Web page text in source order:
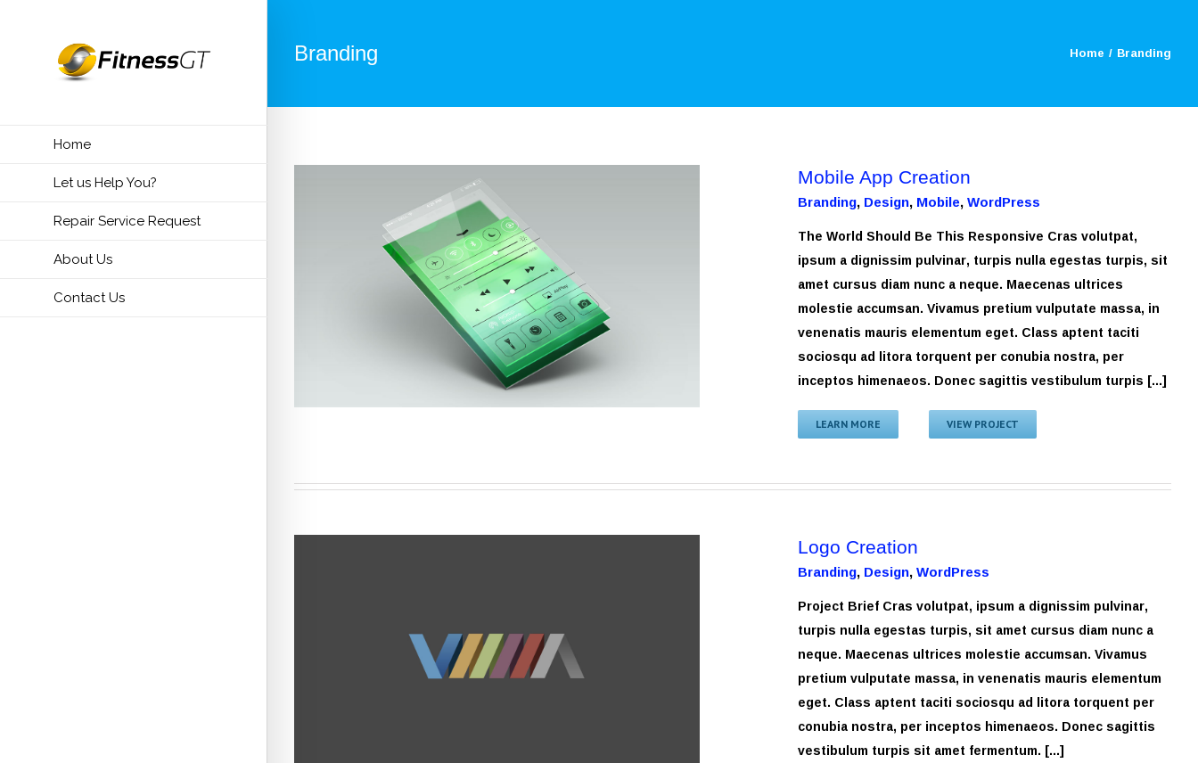
Home
Let us Help You?
Repair Service Request
About Us
Contact Us
Branding Home / Branding
Mobile App Creation
Branding,Design,Mobile,WordPress
The World Should Be This Responsive Cras volutpat,
ipsum a dignissim pulvinar, turpis nulla egestas turpis, sit
amet cursus diam nunc a neque. Maecenas ultrices
molestie accumsan. Vivamus pretium vulputate massa, in
venenatis mauris elementum eget. Class aptent taciti
sociosqu ad litora torquent per conubia nostra, per
inceptos himenaeos. Donec sagittis vestibulum turpis [...]
LEARN MORE VIEW PROJECT
Logo Creation
Branding,Design,WordPress
Project Brief Cras volutpat, ipsum a dignissim pulvinar,
turpis nulla egestas turpis, sit amet cursus diam nunc a
neque. Maecenas ultrices molestie accumsan. Vivamus
pretium vulputate massa, in venenatis mauris elementum
eget. Class aptent taciti sociosqu ad litora torquent per
conubia nostra, per inceptos himenaeos. Donec sagittis
vestibulum turpis sit amet fermentum. [...]